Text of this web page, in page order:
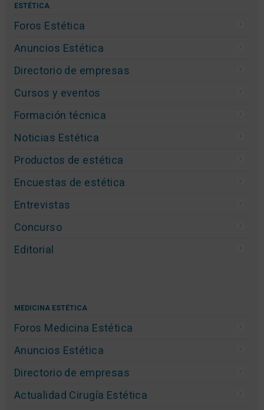
ESTÉTICA
Foros Estética
Anuncios Estética
Directorio de empresas
Cursos y eventos
Formación técnica
Noticias Estética
Productos de estética
Encuestas de estética
Entrevistas
Concurso
Editorial
MEDICINA ESTÉTICA
Foros Medicina Estética
Anuncios Estética
Directorio de empresas
Actualidad Cirugía Estética